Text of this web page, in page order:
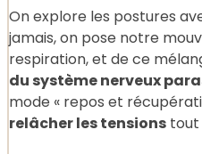
On explore les postures
jamais, on pose notre
respiration, et de ce
du système nerveux
mode « repos et
relâcher les tensions tout